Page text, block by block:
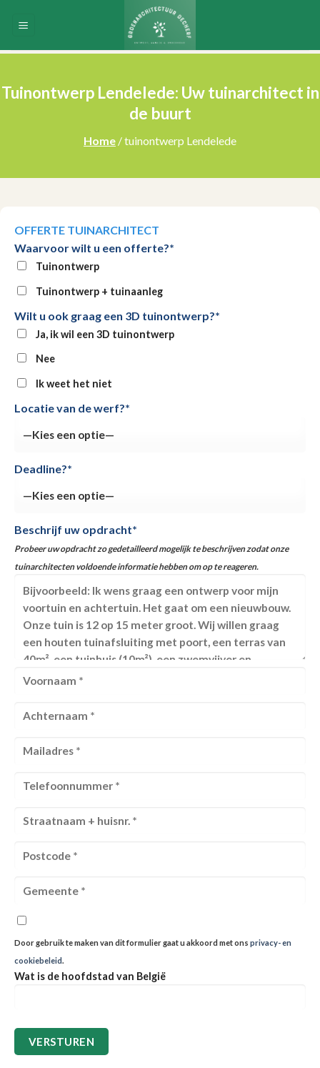
Tuinontwerp Lendelede: Uw tuinarchitect in
de buurt
Home / tuinontwerp Lendelede
OFFERTE TUINARCHITECT
Waarvoor wilt u een offerte?*
Tuinontwerp
Tuinontwerp + tuinaanleg
Wilt u ook graag een 3D tuinontwerp?*
Ja, ik wil een 3D tuinontwerp
Nee
Ik weet het niet
Locatie van de werf?*
Deadline?*
Beschrijf uw opdracht*
Probeer uw opdracht zo gedetailleerd mogelijk te beschrijven zodat onze
tuinarchitecten voldoende informatie hebben om op te reageren.
Door gebruik te maken van dit formulier gaat u akkoord met ons privacy- en
cookiebeleid.
Wat is de hoofdstad van België